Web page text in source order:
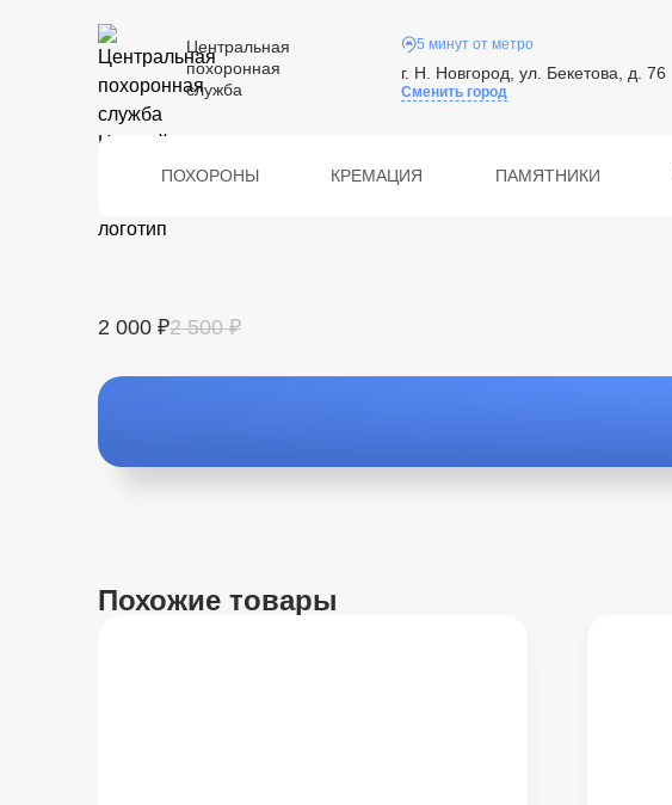
Центральная
похоронная
служба
5 минут от метро
г. Н. Новгород, ул. Бекетова, д. 76
Сменить город
ПОХОРОНЫ КРЕМАЦИЯ ПАМЯТНИКИ
2 000 ₽2 500 ₽
Похожие товары